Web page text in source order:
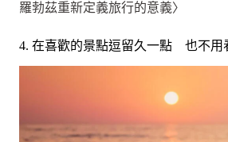
羅勃茲重新定義旅行的意義〉
4. 在喜歡的景點逗留久一點 也不用